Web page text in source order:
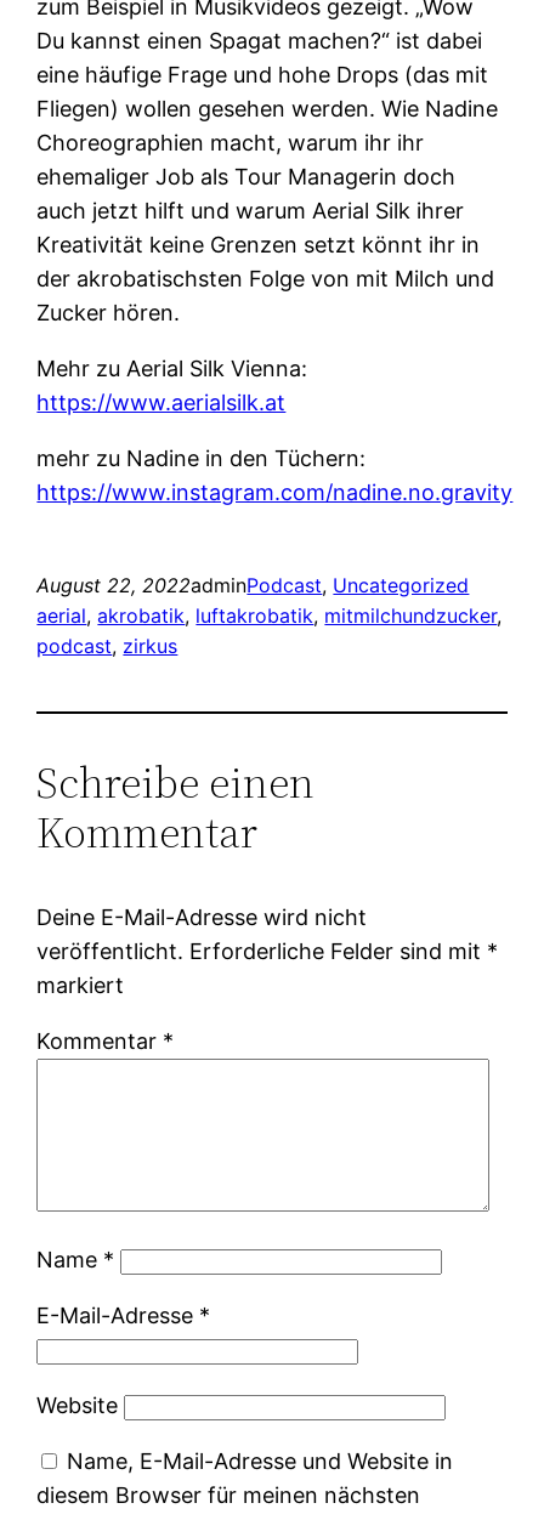
zum Beispiel in Musikvideos gezeigt. „Wow
Du kannst einen Spagat machen?“ ist dabei
eine häufige Frage und hohe Drops (das mit
Fliegen) wollen gesehen werden. Wie Nadine
Choreographien macht, warum ihr ihr
ehemaliger Job als Tour Managerin doch
auch jetzt hilft und warum Aerial Silk ihrer
Kreativität keine Grenzen setzt könnt ihr in
der akrobatischsten Folge von mit Milch und
Zucker hören.
Mehr zu Aerial Silk Vienna:
https://www.aerialsilk.at
mehr zu Nadine in den Tüchern:
https://www.instagram.com/nadine.no.gravity
August 22, 2022adminPodcast, Uncategorized
aerial, akrobatik, luftakrobatik, mitmilchundzucker
podcast, zirkus
Schreibe einen
Kommentar
Deine E-Mail-Adresse wird nicht
veröffentlicht. Erforderliche Felder sind mit *
markiert
Kommentar *
Name *
E-Mail-Adresse *
Website
Name, E-Mail-Adresse und Website in
diesem Browser für meinen nächsten